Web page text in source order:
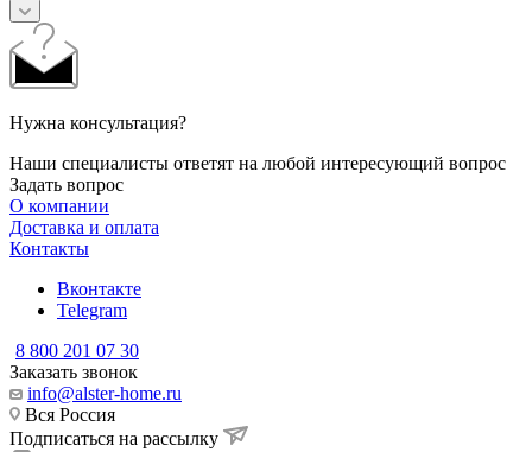
Нужна консультация?
Наши специалисты ответят на любой интересующий вопрос
Задать вопрос
О компании
Доставка и оплата
Контакты
Вконтакте
Telegram
8 800 201 07 30
Заказать звонок
info@alster-home.ru
Вся Россия
Подписаться на рассылку